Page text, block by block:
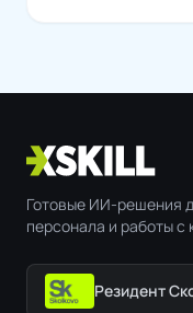
Готовые ИИ-решения
персонала и работы с
Резидент